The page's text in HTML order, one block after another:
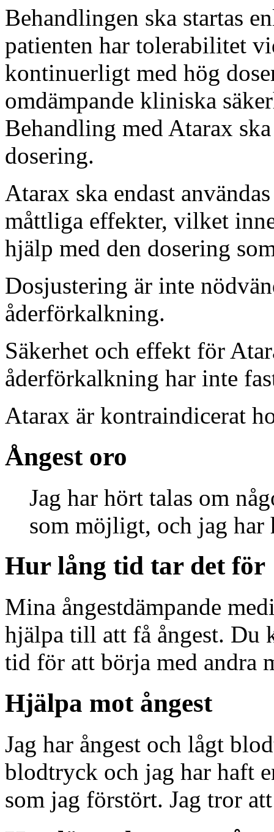
Behandlingen ska startas
patienten har tolerabilitet
kontinuerligt med hög
omdämpande kliniska
Behandling med Atarax
dosering.
Atarax ska endast
måttliga effekter, vilket
hjälp med den dosering
Dosjustering är inte
åderförkalkning.
Säkerhet och effekt för
åderförkalkning har inte
Atarax är kontraindicerat
Ångest oro
Jag har hört talas om
som möjligt, och jag har
Hur lång tid tar det för
Mina ångestdämpande
hjälpa till att få ångest. Du
tid för att börja med andra
Hjälpa mot ångest
Jag har ångest och lågt
blodtryck och jag har haft
som jag förstört. Jag tror